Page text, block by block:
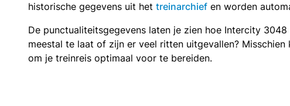
historische gegevens uit het treinarchief en worden
De punctualiteitsgegevens laten je zien hoe Intercity
meestal te laat of zijn er veel ritten uitgevallen?
om je treinreis optimaal voor te bereiden.